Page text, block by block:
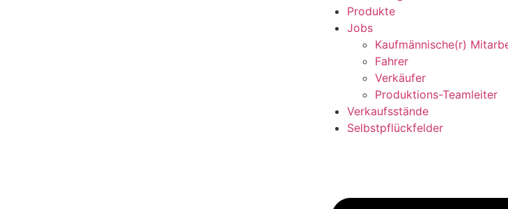
Produkte
Jobs
Kaufmännische(r)
Fahrer
Verkäufer
Produktions-Teamleiter
Verkaufsstände
Selbstpflückfelder